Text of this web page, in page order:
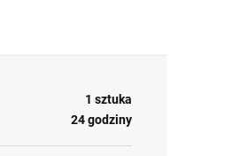
1 sztuka
24 godziny